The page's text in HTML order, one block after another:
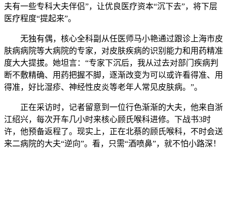
夫有一些专科大夫伴侣”，让优良医疗资本“沉下去”，将下层
医疗程度“提起来”。
无独有偶，核心全科副从任医师马小艳通过跟诊上海市皮
肤病病院等大病院的专家，对皮肤疾病的识别能力和用药精准
度大大提拔。她坦言：“专家下沉后，我从过去对部门疾病判
断不敷精确、用药把握不脚，逐渐改变为可以或许看得准、用
得准，好比湿疹、神经性皮炎等老年人常见皮肤病。”。
正在采访时，记者留意到一位行色渐渐的大夫，他来自浙
江绍兴，每次开车几小时来核心顾氏喉科进修。下战书3时
许，他预备返程了。现实上，正在北蔡的顾氏喉科，不时会送
来二病院的大夫“逆向”。看，只需“酒喷鼻”，就不怕小路深！